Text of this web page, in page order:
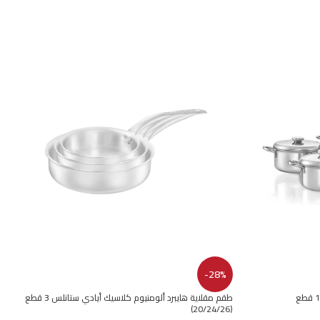
طقم حلة صحي و مفيد ألومنيوم كلاسيك 10 قطع
-28%
طقم مقلاية هايبرد ألومنيوم كلاسيك أيادي ستانلس 3 قطع
(20/24/26)